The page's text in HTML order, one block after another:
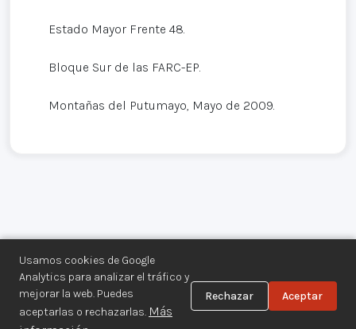
Usamos cookies de Google
Analytics para analizar el tráfico y
mejorar la web. Puedes
aceptarlas o rechazarlas. Más
Rechazar Aceptar
Estado Mayor Frente 48.
Bloque Sur de las FARC-EP.
Montañas del Putumayo, Mayo de 2009.
Centro de Documentación de los
Movimientos Armados©